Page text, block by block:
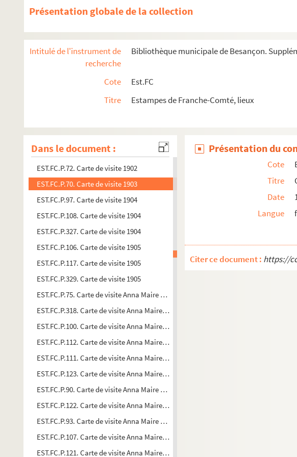
Présentation globale de la collection
Intitulé de l'instrument de
recherche
Bibliothèque municipale de Besançon.
Cote
Est.FC
Titre
Estampes de Franche-Comté, lieux
Dans le document :
EST.FC.P.321. Carte de visite 1899
EST.FC.P.319. Carte de visite 1899
EST.FC.P.69. Carte de visite 1900
EST.FC.P.322. Carte de visite 1901
EST.FC.P.105. Carte de visite 1902
EST.FC.P.324. Carte de visite 1902
EST.FC.P.72. Carte de visite 1902
EST.FC.P.70. Carte de visite 1903
EST.FC.P.97. Carte de visite 1904
EST.FC.P.108. Carte de visite 1904
EST.FC.P.327. Carte de visite 1904
EST.FC.P.106. Carte de visite 1905
EST.FC.P.117. Carte de visite 1905
EST.FC.P.329. Carte de visite 1905
EST.FC.P.75. Carte de visite Anna Maire 1897
EST.FC.P.318. Carte de visite Anna Maire 1897
EST.FC.P.100. Carte de visite Anna Maire 1898
EST.FC.P.112. Carte de visite Anna Maire 1898
EST.FC.P.111. Carte de visite Anna Maire 1898
EST.FC.P.123. Carte de visite Anna Maire 1898
EST.FC.P.90. Carte de visite Anna Maire 1899
EST.FC.P.122. Carte de visite Anna Maire 1899
EST.FC.P.93. Carte de visite Anna Maire 1900
EST.FC.P.107. Carte de visite Anna Maire 1902
EST.FC.P.121. Carte de visite Anna Maire 1902
Présentation du
Cote
Titre
Date
Langue
Citer ce document : https://